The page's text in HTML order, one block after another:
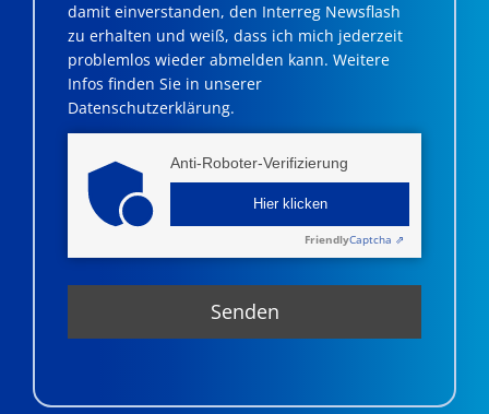
damit einverstanden, den Interreg Newsflash
zu erhalten und weiß, dass ich mich jederzeit
problemlos wieder abmelden kann. Weitere
Infos finden Sie in unserer
Datenschutzerklärung.
Anti-Roboter-Verifizierung
Hier klicken
FriendlyCaptcha ⇗